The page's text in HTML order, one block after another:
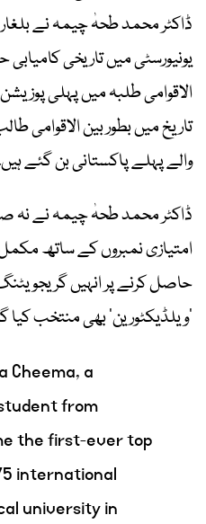
ڈاکٹر محمد طحہٰ چیمہ نے
الاقوامی طلبہ میں پہلی
تاریخ میں بطور بین الاقوامی
والے پہلے پاکستانی بن گئے
ڈاکٹر محمد طحہٰ چیمہ نے نہ
’ویلڈیکٹورین‘ بھی منتخب کیا
Cheema, a
from
the first-ever top
international
university in